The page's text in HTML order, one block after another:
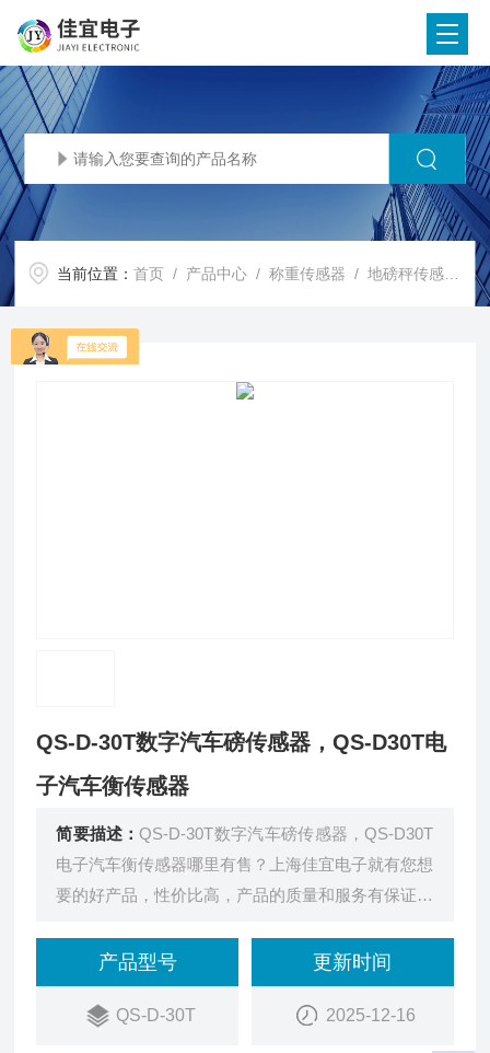
当前位置：首页 / 产品中心 /称重传感器 /地磅秤传感器 /
QS-D-30T数字汽车磅传感器，QS-D30T电
子汽车衡传感器
简要描述：QS-D-30T数字汽车磅传感器，QS-D30T
电子汽车衡传感器哪里有售？上海佳宜电子就有您想
要的好产品，性价比高，产品的质量和服务有保证，
产品型号
QS-D-30T
更新时间
2025-12-16